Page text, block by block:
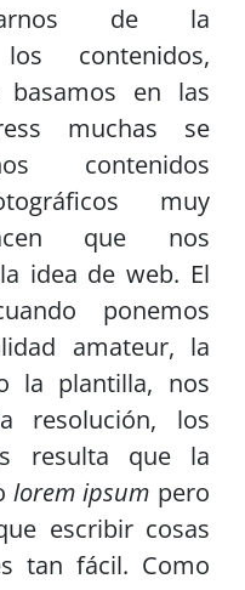
de la
contenidos,
basamos en las
muchas se
contenidos
muy
que nos
idea de web. El
ponemos
amateur, la
la plantilla, nos
resolución, los
resulta que la
lorem ipsum pero
escribir cosas
tan fácil. Como